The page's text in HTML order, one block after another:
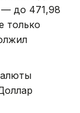
— до 471,98
только